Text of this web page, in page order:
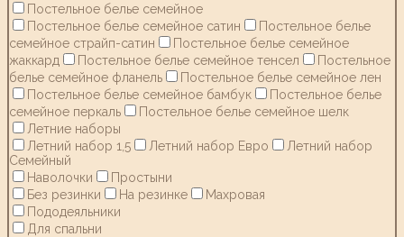
Постельное белье семейное
Постельное белье семейное сатин
Постельное белье
семейное страйп-сатин
Постельное белье семейное
жаккард
Постельное белье семейное тенсел
Постельное
белье семейное фланель
Постельное белье семейное лен
Постельное белье семейное бамбук
Постельное белье
семейное перкаль
Постельное белье семейное шелк
Летние наборы
Летний набор 1,5
Летний набор Евро
Летний набор
Семейный
Наволочки
Простыни
Без резинки
На резинке
Махровая
Пододеяльники
Для спальни